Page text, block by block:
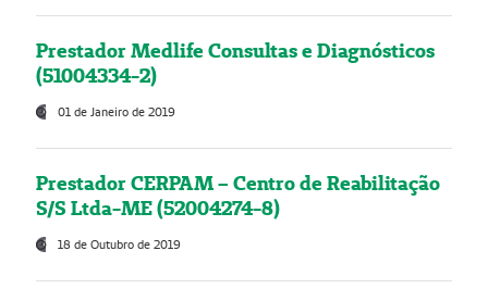
Prestador Medlife Consultas e Diagnósticos
(51004334-2)
01 de Janeiro de 2019
Prestador CERPAM – Centro de Reabilitação
S/S Ltda-ME (52004274-8)
18 de Outubro de 2019